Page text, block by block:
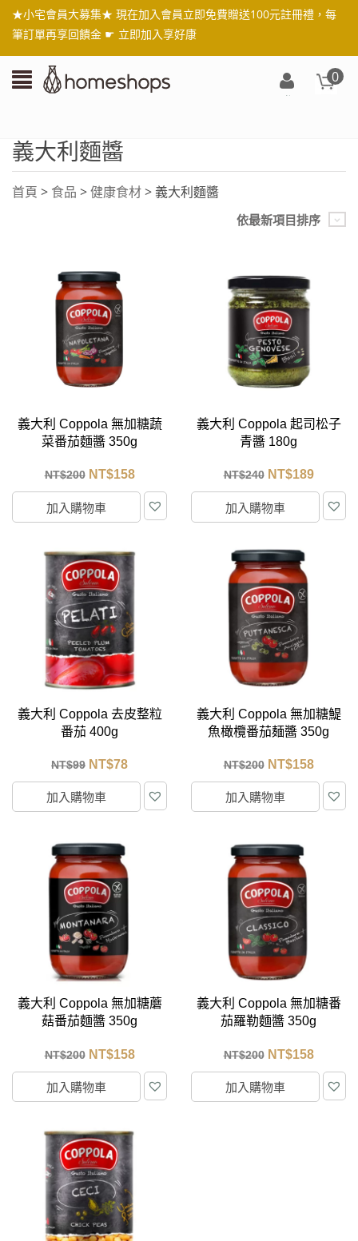
★小宅會員大募集★ 現在加入會員立即免費贈送100元註冊禮，每
筆訂單再享回饋金 ☛ 立即加入享好康
0
首頁 > 食品 >健康食材> 義大利麵醬
義大利麵醬
依最新項目排序
義大利 Coppola 無加糖蔬
菜番茄麵醬 350g
NT$200 NT$158
加入購物車
義大利 Coppola 起司松子
青醬 180g
NT$240 NT$189
加入購物車
義大利 Coppola 去皮整粒
番茄 400g
NT$99 NT$78
加入購物車
義大利 Coppola 無加糖鯷
魚橄欖番茄麺醬 350g
NT$200 NT$158
加入購物車
義大利 Coppola 無加糖蘑
菇番茄麵醬 350g
NT$200 NT$158
加入購物車
義大利 Coppola 無加糖番
茄羅勒麵醬 350g
NT$200 NT$158
加入購物車